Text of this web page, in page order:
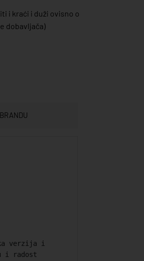
i kraći i duži ovisno o
dobavljača)
verzija i
i radost